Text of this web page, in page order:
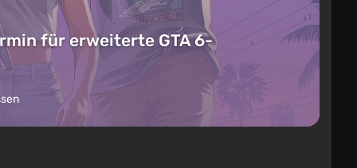
für erweiterte GTA 6-